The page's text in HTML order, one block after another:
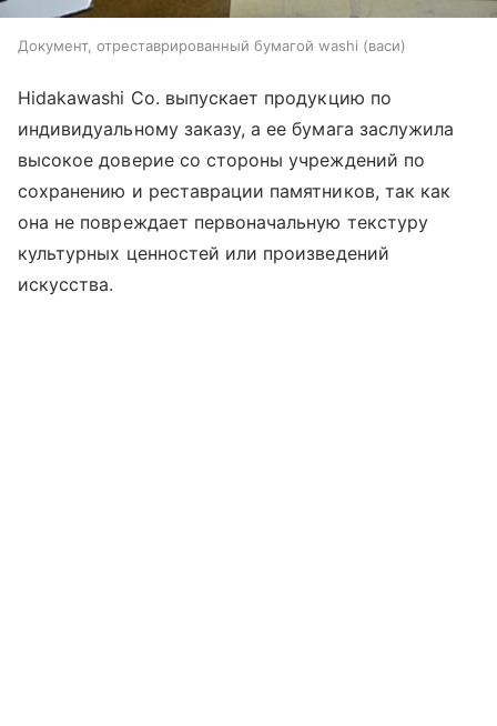
Документ, отреставрированный бумагой washi (васи)
Hidakawashi Co. выпускает продукцию по
индивидуальному заказу, а ее бумага заслужила
высокое доверие со стороны учреждений по
сохранению и реставрации памятников, так как
она не повреждает первоначальную текстуру
культурных ценностей или произведений
искусства.